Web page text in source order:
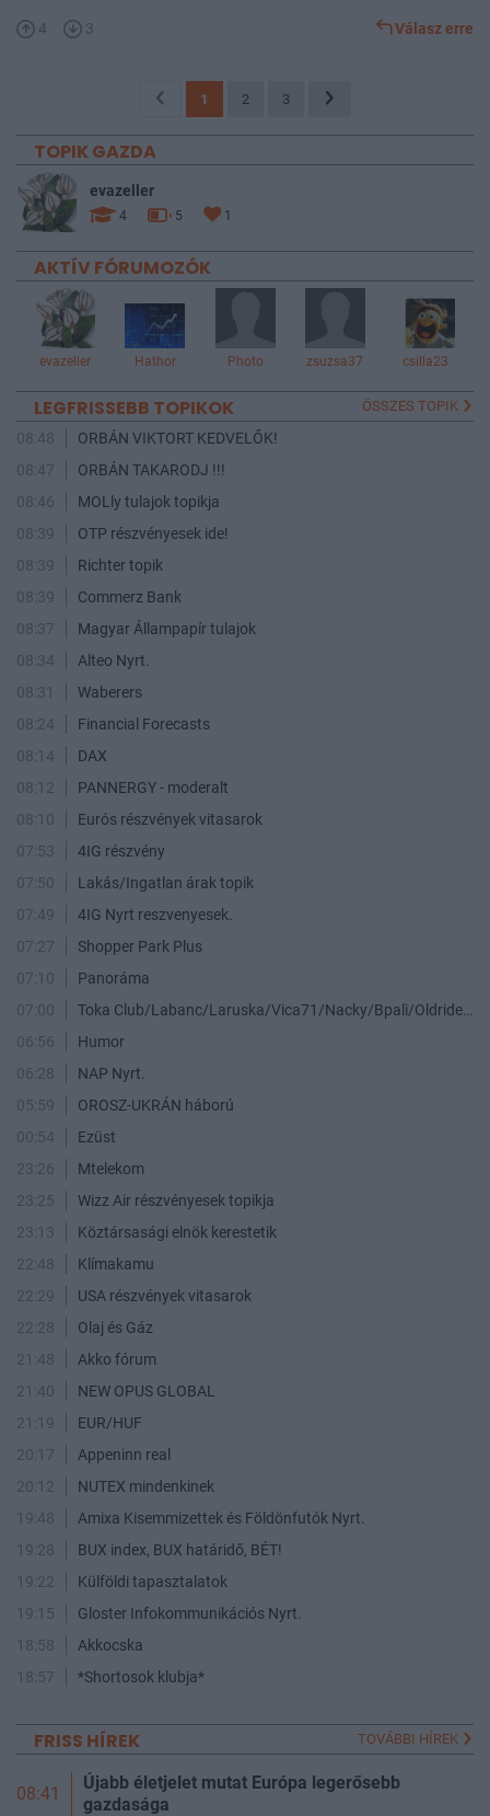
4 3 Válasz erre
1 2 3
TOPIK GAZDA
evazeller
4 5 1
AKTÍV FÓRUMOZÓK
evazeller Hathor Photo zsuzsa37 csilla23
LEGFRISSEBB TOPIKOK ÖSSZES TOPIK
08:48
ORBÁN VIKTORT KEDVELŐK!
08:47
ORBÁN TAKARODJ !!!
08:46
MOLly tulajok topikja
08:39
OTP részvényesek ide!
08:39
Richter topik
08:39
Commerz Bank
08:37
Magyar Állampapír tulajok
08:34
Alteo Nyrt.
08:31
Waberers
08:24
Financial Forecasts
08:14
DAX
08:12
PANNERGY - moderalt
08:10
Eurós részvények vitasarok
07:53
4IG részvény
07:50
Lakás/Ingatlan árak topik
07:49
4IG Nyrt reszvenyesek.
07:27
Shopper Park Plus
07:10
Panoráma
07:00
06:56
Humor
06:28
NAP Nyrt.
05:59
OROSZ-UKRÁN háború
00:54
Ezüst
23:26
Mtelekom
23:25
Wizz Air részvényesek topikja
23:13
Köztársasági elnök kerestetik
22:48
Klímakamu
22:29
USA részvények vitasarok
22:28
Olaj és Gáz
21:48
Akko fórum
21:40
NEW OPUS GLOBAL
21:19
EUR/HUF
20:17
Appeninn real
20:12
NUTEX mindenkinek
19:48
Amixa Kisemmizettek és Földönfutók Nyrt.
19:28
BUX index, BUX határidő, BÉT!
19:22
Külföldi tapasztalatok
19:15
Gloster Infokommunikációs Nyrt.
18:58
Akkocska
18:57
*Shortosok klubja*
FRISS HÍREK TOVÁBBI HÍREK
08:41
Újabb életjelet mutat Európa legerősebb
gazdasága